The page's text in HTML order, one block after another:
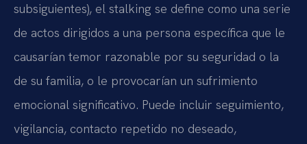
subsiguientes), el stalking se define como una serie
de actos dirigidos a una persona específica que le
causarían temor razonable por su seguridad o la
de su familia, o le provocarían un sufrimiento
emocional significativo. Puede incluir seguimiento,
vigilancia, contacto repetido no deseado,